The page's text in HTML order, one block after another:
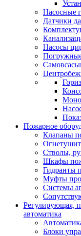
Насосные
Датчики
Насосы
Пожарное
Клапаны
Стволы,
Шкафы
Гидранты
Муфты
Системы
Регулирующая,
автоматика
Блоки